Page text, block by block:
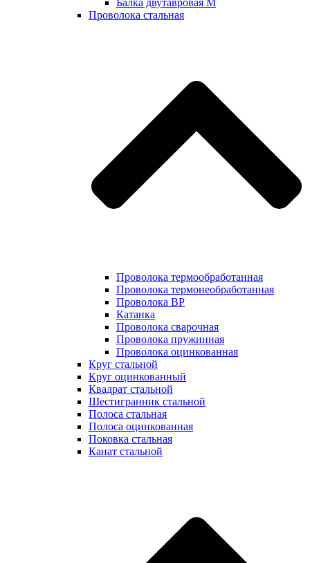
Балка двутавровая М
Проволока стальная
Проволока термообработанная
Проволока термонеобработанная
Проволока ВР
Катанка
Проволока сварочная
Проволока пружинная
Проволока оцинкованная
Круг стальной
Круг оцинкованный
Квадрат стальной
Шестигранник стальной
Полоса стальная
Полоса оцинкованная
Поковка стальная
Канат стальной